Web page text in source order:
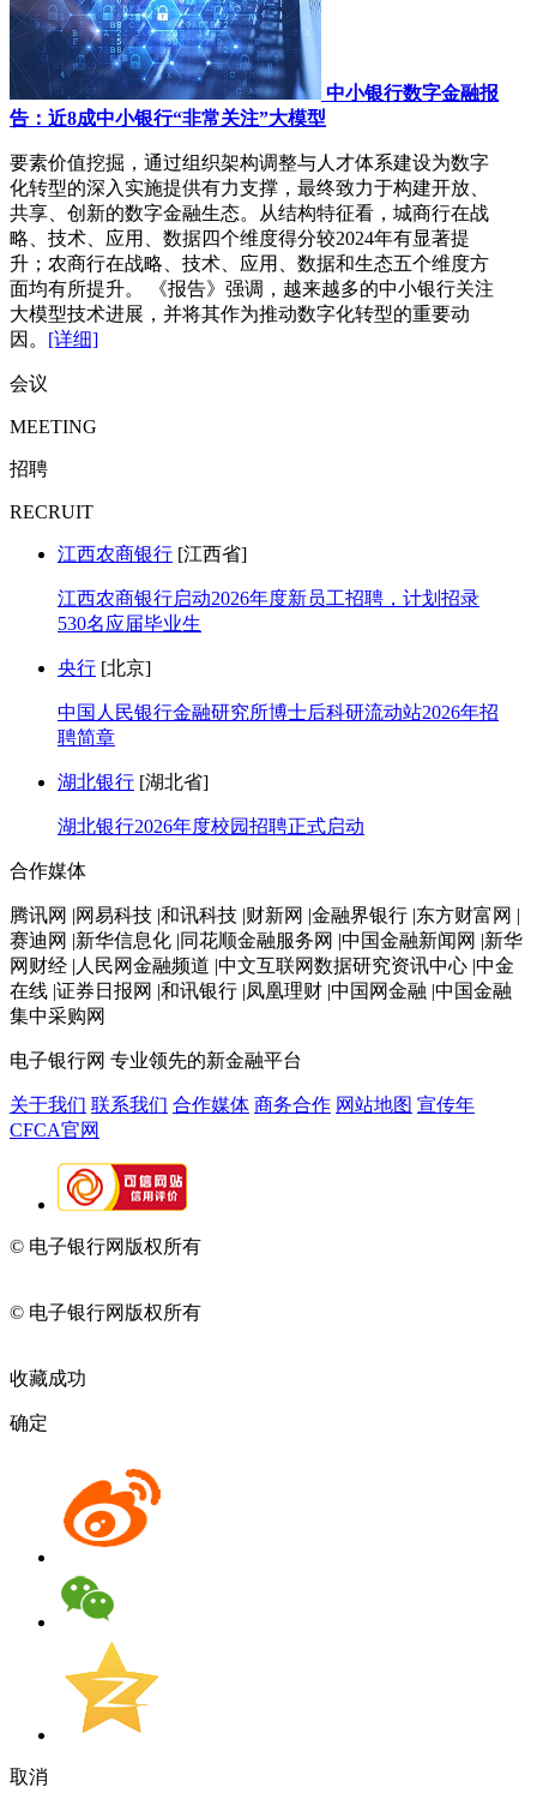
中小银行数字金融报
告：近8成中小银行“非常关注”大模型
要素价值挖掘，通过组织架构调整与人才体系建设为数字
化转型的深入实施提供有力支撑，最终致力于构建开放、
共享、创新的数字金融生态。从结构特征看，城商行在战
略、技术、应用、数据四个维度得分较2024年有显著提
升；农商行在战略、技术、应用、数据和生态五个维度方
面均有所提升。 《报告》强调，越来越多的中小银行关注
大模型技术进展，并将其作为推动数字化转型的重要动
因。 [详细]
会议
MEETING
招聘
RECRUIT
江西农商银行 [江西省]
江西农商银行启动2026年度新员工招聘，计划招录
530名应届毕业生
央行 [北京]
中国人民银行金融研究所博士后科研流动站2026年招
聘简章
湖北银行 [湖北省]
湖北银行2026年度校园招聘正式启动
合作媒体
腾讯网 |网易科技 |和讯科技 |财新网 |金融界银行 |东方财富网 |
赛迪网 |新华信息化 |同花顺金融服务网 |中国金融新闻网 |新华
网财经 |人民网金融频道 |中文互联网数据研究资讯中心 |中金
在线 |证券日报网 |和讯银行 |凤凰理财 |中国网金融 |中国金融
集中采购网
电子银行网 专业领先的新金融平台
关于我们 联系我们 合作媒体 商务合作 网站地图 宣传年
CFCA官网
© 电子银行网版权所有
© 电子银行网版权所有
收藏成功
确定
取消